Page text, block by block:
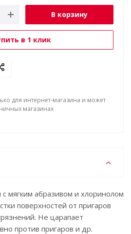
В корзину
в 1 клик
для интернет-магазина и может
магазинах
мягким абразивом и хлоринолом
поверхностей от пригаров
Не царапает
против пригаров и др.